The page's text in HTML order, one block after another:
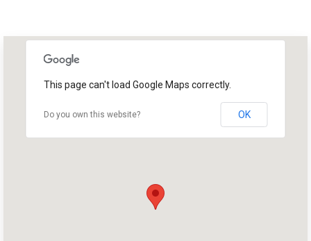
This page can't load Google Maps correctly.
Do you own this website? OK